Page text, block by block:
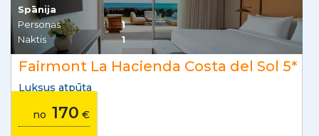
Spānija
Personas
1
Naktis
1
Fairmont La Hacienda Costa del Sol 5*
Luksus atpūta
no 170 €